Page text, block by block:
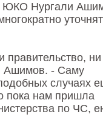
ЮКО Нургали
ни
Ашимов. - Саму
случаях
пока нам пришла
по ЧС,